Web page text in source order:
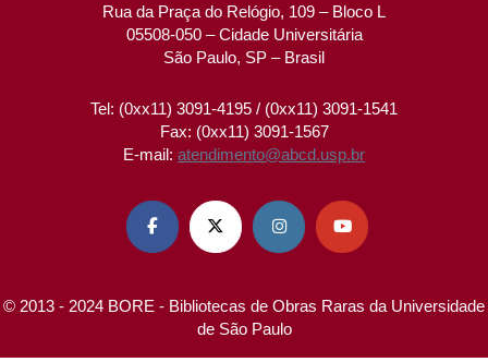
Rua da Praça do Relógio, 109 – Bloco L
05508-050 – Cidade Universitária
São Paulo, SP – Brasil
Tel: (0xx11) 3091-4195 / (0xx11) 3091-1541
Fax: (0xx11) 3091-1567
E-mail: atendimento@abcd.usp.br
   
© 2013 - 2024 BORE - Bibliotecas de Obras Raras da Universidade
de São Paulo